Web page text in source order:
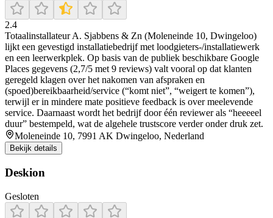
2.4
Totaalinstallateur A. Sjabbens & Zn (Moleneinde 10, Dwingeloo)
lijkt een gevestigd installatiebedrijf met loodgieters-/installatiewerk
en een leerwerkplek. Op basis van de publiek beschikbare Google
Places gegevens (2,7/5 met 9 reviews) valt vooral op dat klanten
geregeld klagen over het nakomen van afspraken en
(spoed)bereikbaarheid/service (“komt niet”, “weigert te komen”),
terwijl er in mindere mate positieve feedback is over meelevende
service. Daarnaast wordt het bedrijf door één reviewer als “heeeeel
duur” bestempeld, wat de algehele trustscore verder onder druk zet.
Moleneinde 10, 7991 AK Dwingeloo, Nederland
Bekijk details
Deskion
Gesloten